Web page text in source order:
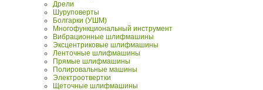
Дрели
Шуруповерты
Болгарки (УШМ)
Многофункциональный инструмент
Вибрационные шлифмашины
Эксцентриковые шлифмашины
Ленточные шлифмашины
Прямые шлифмашины
Полировальные машины
Электроотвертки
Щеточные шлифмашины